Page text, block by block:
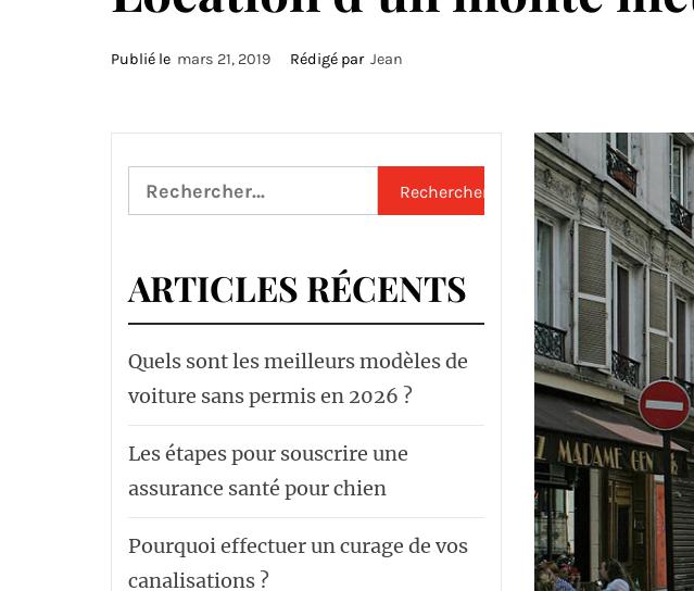
Publié le mars 21, 2019 Rédigé par Jean
Rechercher :
ARTICLES RÉCENTS
Quels sont les meilleurs modèles de
voiture sans permis en 2026 ?
Les étapes pour souscrire une
assurance santé pour chien
Pourquoi effectuer un curage de vos
canalisations ?